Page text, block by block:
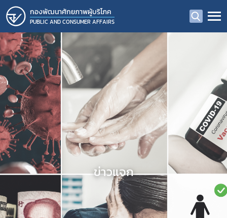
กองพัฒนาศักยภาพผู้บริโภค
PUBLIC AND CONSUMER AFFAIRS
ข่าวแจก